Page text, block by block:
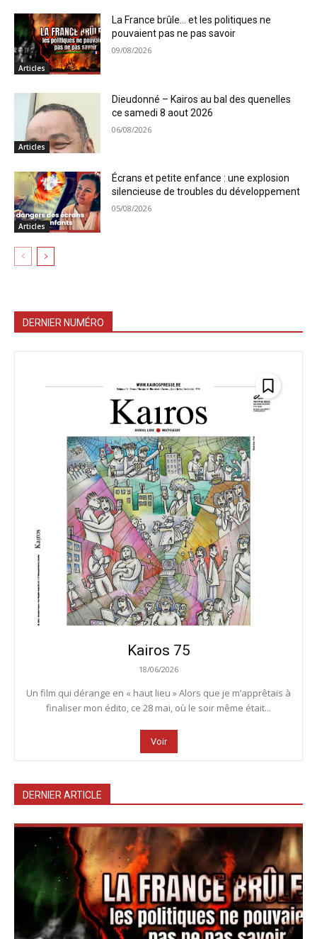
Articles
La France brûle… et les politiques ne
pouvaient pas ne pas savoir
09/08/2026
Articles
Dieudonné – Kairos au bal des quenelles
ce samedi 8 aout 2026
06/08/2026
Articles
Écrans et petite enfance : une explosion
silencieuse de troubles du développement
05/08/2026
DERNIER NUMÉRO
Kairos 75
18/06/2026
Un film qui dérange en « haut lieu » Alors que je m’apprêtais à
finaliser mon édito, ce 28 mai, où le soir même était...
Voir
DERNIER ARTICLE